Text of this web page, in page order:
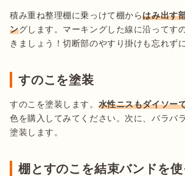
積み重ね整理棚に乗っけて棚からはみ出す
ングします。マーキングした線に沿ってす
きましょう！切断部のやすり掛けも忘れず
すのこを塗装
すのこを塗装します。 水性ニスもダイソー
色を購入してみてください。次に、バラバ
棚とすのこを結束バンドを